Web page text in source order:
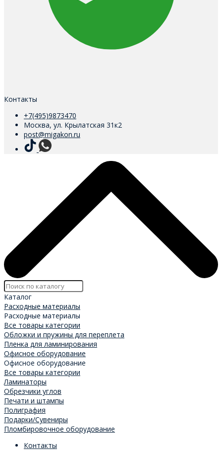
Контакты
+7(495)9873470
Москва, ул. Крылатская 31к2
post@migakon.ru
Каталог
Расходные материалы
Расходные материалы
Все товары категории
Обложки и пружины для переплета
Пленка для ламинирования
Офисное оборудование
Офисное оборудование
Все товары категории
Ламинаторы
Обрезчики углов
Печати и штампы
Полиграфия
Подарки/Сувениры
Пломбировочное оборудование
Контакты